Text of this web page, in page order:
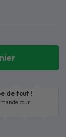
de tout !
pour